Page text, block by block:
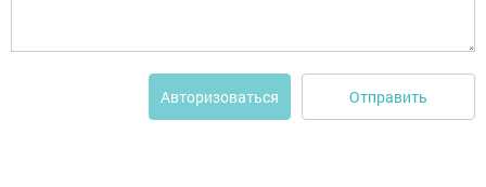
Авторизоваться Отправить